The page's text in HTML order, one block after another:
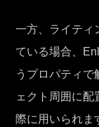
一方、ライティ
ている場合、
うプロパティ
ェクト周囲に配
際に用いられま